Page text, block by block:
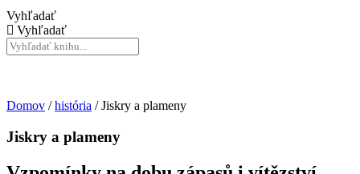
Vyhľadať
Vyhľadať
Domov /história / Jiskry a plameny
Jiskry a plameny